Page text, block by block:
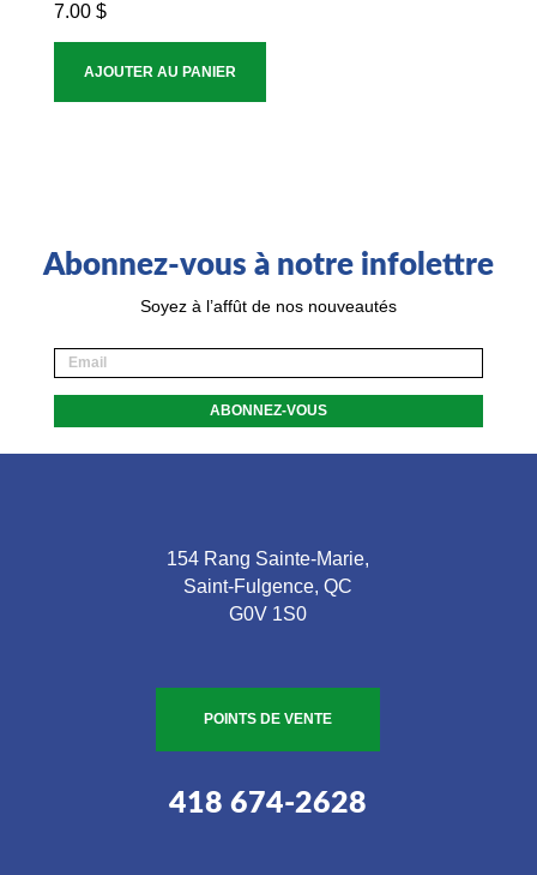
7.00 $
AJOUTER AU PANIER
Abonnez-vous à notre infolettre
Soyez à l’affût de nos nouveautés
154 Rang Sainte-Marie,
Saint-Fulgence, QC
G0V 1S0
POINTS DE VENTE
418 674-2628